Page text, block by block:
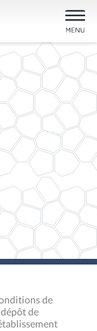
de
de